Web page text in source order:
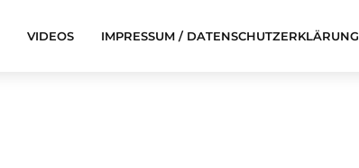
VIDEOS IMPRESSUM / DATENSCHUTZERKLÄRUNG